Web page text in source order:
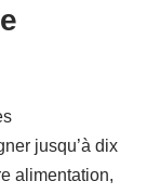
jusqu’à dix
alimentation,